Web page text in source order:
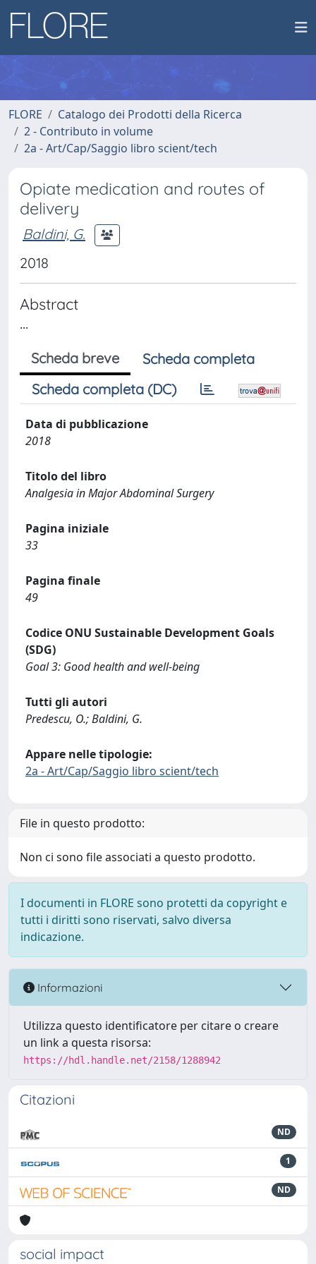
FLORE
Catalogo dei Prodotti della Ricerca
2 - Contributo in volume
2a - Art/Cap/Saggio libro scient/tech
Opiate medication and routes of
delivery
Baldini, G.
2018
Abstract
...
Scheda breve
Scheda completa
Scheda completa (DC)
Data di pubblicazione
2018
Titolo del libro
Analgesia in Major Abdominal Surgery
Pagina iniziale
33
Pagina finale
49
Codice ONU Sustainable Development Goals
(SDG)
Goal 3: Good health and well-being
Tutti gli autori
Predescu, O.; Baldini, G.
Appare nelle tipologie:
2a - Art/Cap/Saggio libro scient/tech
File in questo prodotto:
Non ci sono file associati a questo prodotto.
I documenti in FLORE sono protetti da copyright e
tutti i diritti sono riservati, salvo diversa
indicazione.
Informazioni
Utilizza questo identificatore per citare o creare
un link a questa risorsa:
https://hdl.handle.net/2158/1288942
Citazioni
ND
1
ND
social impact